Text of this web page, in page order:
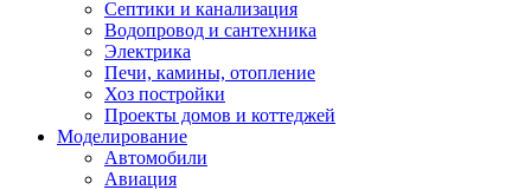
Септики и канализация
Водопровод и сантехника
Электрика
Печи, камины, отопление
Хоз постройки
Проекты домов и коттеджей
Моделирование
Автомобили
Авиация